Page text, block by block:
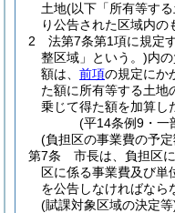
土地(以下「所有等す
り公告された区域内の
2
法第7条第1項に規定
整区域」という。)内
額は、 前項の規定にか
た額に所有等する土地
乗じて得た額を加算し
(平14条例9・一
(負担区の事業費の予
第7条
市長は、負担区
区に係る事業費及び単
を公告しなければなら
(賦課対象区域の決定等